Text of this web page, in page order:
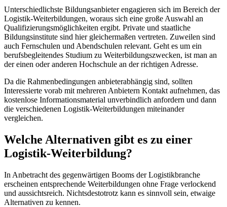
Unterschiedlichste Bildungsanbieter engagieren sich im Bereich der
Logistik-Weiterbildungen, woraus sich eine große Auswahl an
Qualifizierungsmöglichkeiten ergibt. Private und staatliche
Bildungsinstitute sind hier gleichermaßen vertreten. Zuweilen sind
auch Fernschulen und Abendschulen relevant. Geht es um ein
berufsbegleitendes Studium zu Weiterbildungszwecken, ist man an
der einen oder anderen Hochschule an der richtigen Adresse.
Da die Rahmenbedingungen anbieterabhängig sind, sollten
Interessierte vorab mit mehreren Anbietern Kontakt aufnehmen, das
kostenlose Informationsmaterial unverbindlich anfordern und dann
die verschiedenen Logistik-Weiterbildungen miteinander
vergleichen.
Welche Alternativen gibt es zu einer
Logistik-Weiterbildung?
In Anbetracht des gegenwärtigen Booms der Logistikbranche
erscheinen entsprechende Weiterbildungen ohne Frage verlockend
und aussichtsreich. Nichtsdestotrotz kann es sinnvoll sein, etwaige
Alternativen zu kennen.